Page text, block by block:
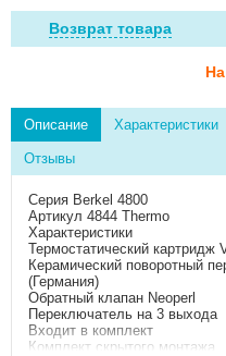
Возврат товара
Описание Характеристики
Отзывы
Серия Berkel 4800
Артикул 4844 Thermo
Характеристики
Термостатический картридж
Керамический поворотный
(Германия)
Обратный клапан Neoperl
Переключатель на 3 выхода
Входит в комплект
Комплект скрытого монтажа